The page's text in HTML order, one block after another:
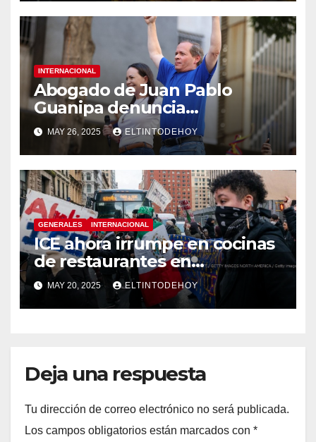
INTERNACIONAL
Abogado de Juan Pablo
Guanipa denuncia
desaparición forzada y acusa
al régimen de violar el debido
proceso
MAY 26, 2025 ELTINTODEHOY
GENERALES INTERNACIONAL
ICE ahora irrumpe en cocinas
de restaurantes en
Washington buscando
inmigrantes irregulares
MAY 20, 2025 ELTINTODEHOY
Deja una respuesta
Tu dirección de correo electrónico no será publicada.
Los campos obligatorios están marcados con *